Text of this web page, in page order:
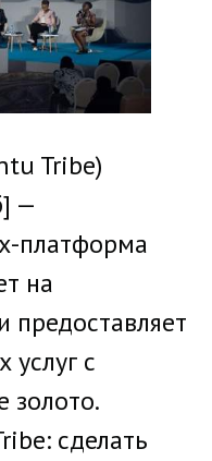
Tribe)
—
платформа
на
предоставляет
с
золото.
сделать